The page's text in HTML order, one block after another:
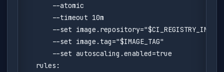
      --atomic
      --timeout 10m
      --set image.repository="$CI_REGISTRY_IMAGE"
      --set image.tag="$IMAGE_TAG"
      --set autoscaling.enabled=true
  rules: